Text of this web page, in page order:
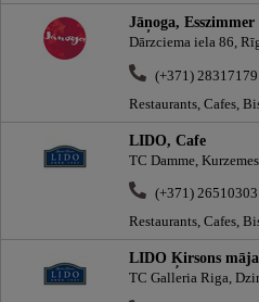
Jāņoga, Esszimmer
Dārzciema iela 86,
(+371) 28317179
Restaurants, Cafes,
LIDO, Cafe
TC Damme,
(+371) 26510303
Restaurants, Cafes,
LIDO Ķirsons māja
TC Galleria Riga,